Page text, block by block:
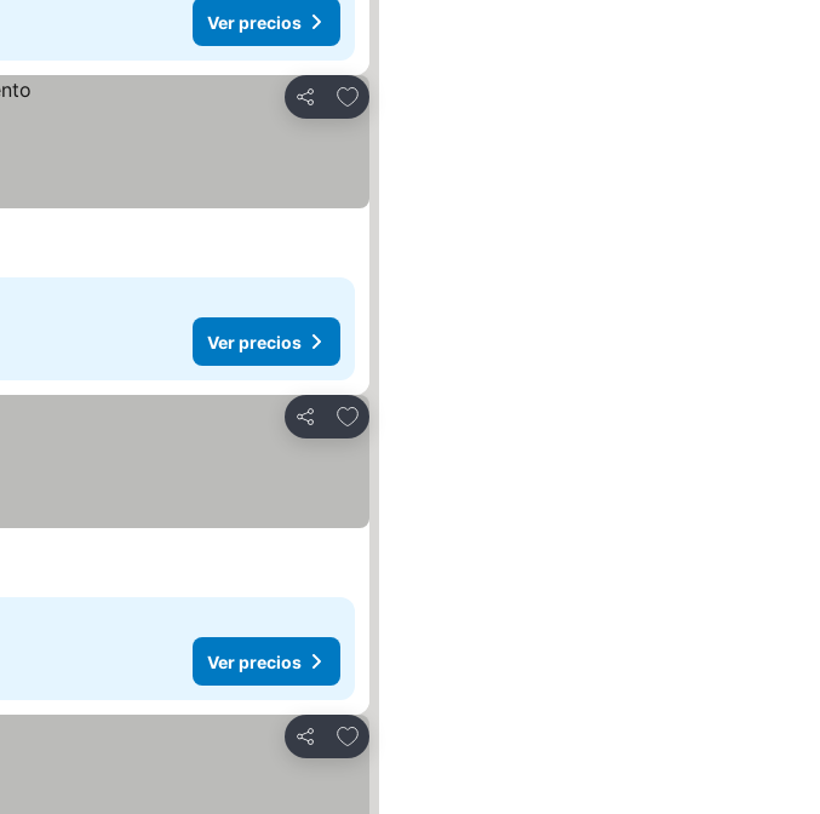
Ver precios
Compartir
Agregar a favoritos
Ver precios
Compartir
Agregar a favoritos
Ver precios
Compartir
Agregar a favoritos